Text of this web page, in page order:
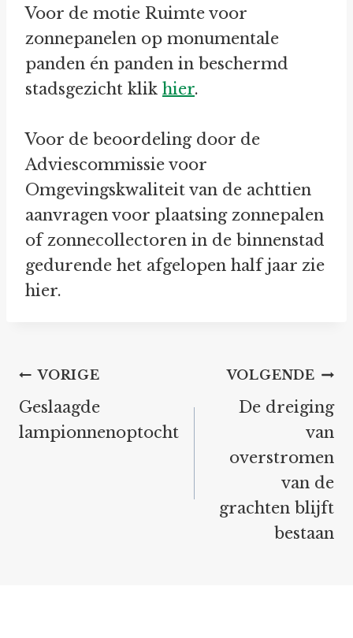
Voor de motie Ruimte voor
zonnepanelen op monumentale
panden én panden in beschermd
stadsgezicht klik hier.
Voor de beoordeling door de
Adviescommissie voor
Omgevingskwaliteit van de achttien
aanvragen voor plaatsing zonnepalen
of zonnecollectoren in de binnenstad
gedurende het afgelopen half jaar zie
hier.
Bericht
navigatie
VORIGE
Geslaagde
lampionnenoptocht
VOLGENDE
De dreiging
van
overstromen
van de
grachten blijft
bestaan